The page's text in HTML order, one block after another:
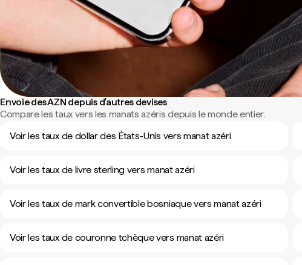
Envoie des AZN depuis d'autres devises
Compare les taux vers les manats azéris depuis le monde entier.
Voir les taux de dollar des États-Unis vers manat azéri
Voir les taux de livre sterling vers manat azéri
Voir les taux de mark convertible bosniaque vers manat azéri
Voir les taux de couronne tchèque vers manat azéri